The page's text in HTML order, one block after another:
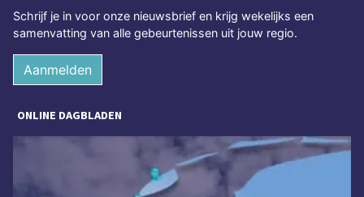
Schrijf je in voor onze nieuwsbrief en krijg wekelijks een
samenvatting van alle gebeurtenissen uit jouw regio.
Aanmelden
ONLINE DAGBLADEN